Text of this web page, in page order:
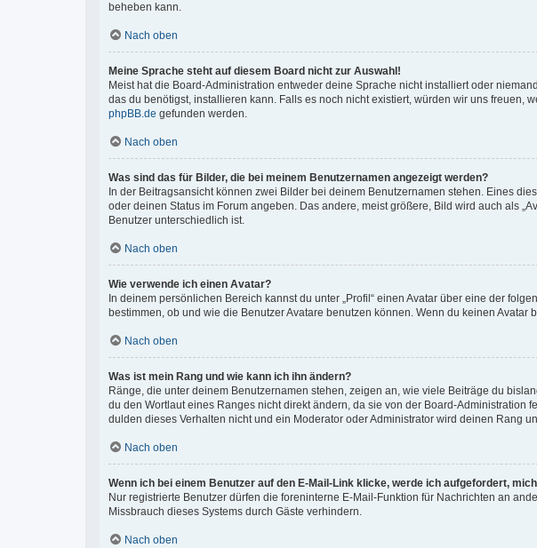
beheben kann.
Nach oben
Meine Sprache steht auf diesem Board nicht zur Auswahl!
Meist hat die Board-Administration entweder deine Sprache nicht installiert oder
das du benötigst, installieren kann. Falls es noch nicht existiert, würden wir uns freuen,
phpBB.de gefunden werden.
Nach oben
Was sind das für Bilder, die bei meinem Benutzernamen angezeigt werden?
In der Beitragsansicht können zwei Bilder bei deinem Benutzernamen stehen. Eines
oder deinen Status im Forum angeben. Das andere, meist größere, Bild wird auch als
Benutzer unterschiedlich ist.
Nach oben
Wie verwende ich einen Avatar?
In deinem persönlichen Bereich kannst du unter „Profil“ einen Avatar über eine der
bestimmen, ob und wie die Benutzer Avatare benutzen können. Wenn du keinen
Nach oben
Was ist mein Rang und wie kann ich ihn ändern?
Ränge, die unter deinem Benutzernamen stehen, zeigen an, wie viele Beiträge du
du den Wortlaut eines Ranges nicht direkt ändern, da sie von der Board-
dulden dieses Verhalten nicht und ein Moderator oder Administrator wird deinen Rang
Nach oben
Wenn ich bei einem Benutzer auf den E-Mail-Link klicke, werde ich aufgefordert,
Nur registrierte Benutzer dürfen die foreninterne E-Mail-Funktion für Nachrichten an
Missbrauch dieses Systems durch Gäste verhindern.
Nach oben